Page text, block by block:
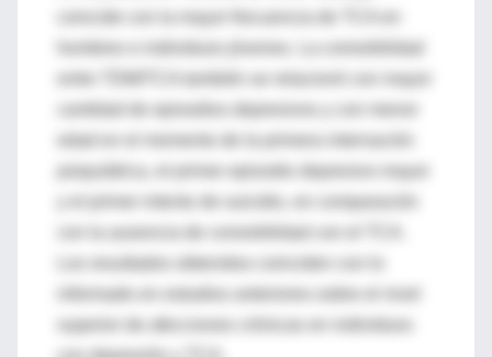
coincide con la mayor frecuencia de TCA en
entre TDM/TCA también se relacionó con mayor
psiquiátrica, el primer episodio depresivo mayor
superior de afecciones crónicas en individuos